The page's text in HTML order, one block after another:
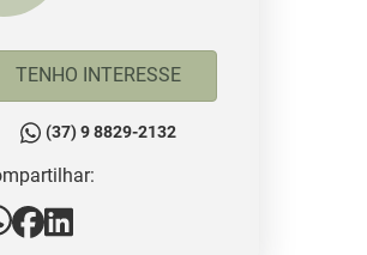
TENHO INTERESSE
(37) 9 8829-2132